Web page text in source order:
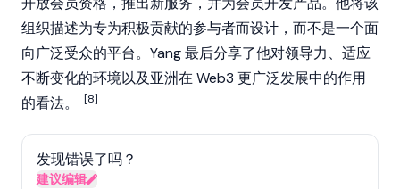
组织描述为专为积极贡献的参与者而设计，而不是一个面
向广泛受众的平台。Yang 最后分享了他对领导力、适应
不断变化的环境以及亚洲在 Web3 更广泛发展中的作用
的看法。
[8]
发现错误了吗？
建议编辑